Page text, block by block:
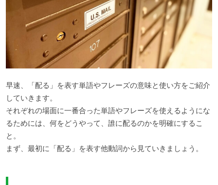
早速、「配る」を表す単語やフレーズの意味と使い方をご紹介
していきます。
それぞれの場面に一番合った単語やフレーズを使えるようにな
るためには、何をどうやって、誰に配るのかを明確にするこ
と。
まず、最初に「配る」を表す他動詞から見ていきましょう。